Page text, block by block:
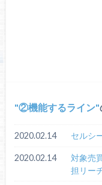
②機能するライン
2020.02.14 セルシ
2020.02.14
対象売
担リーチ